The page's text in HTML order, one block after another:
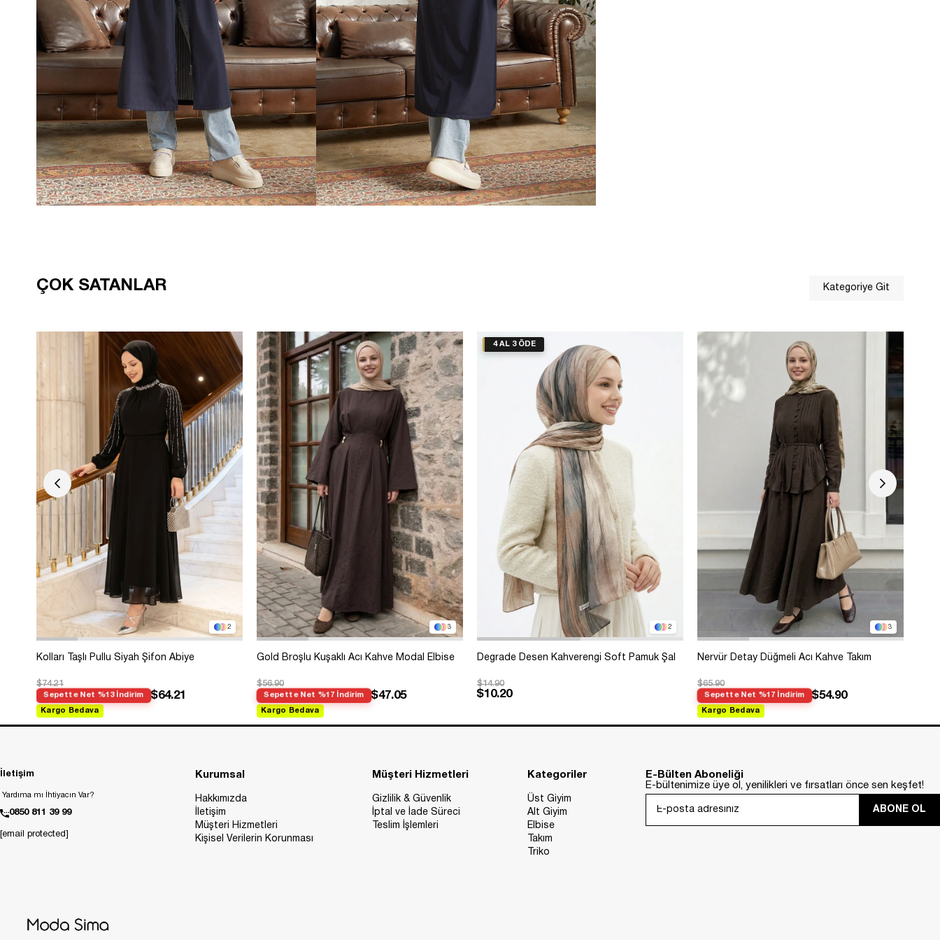
ÇOK SATANLAR
2
Kolları Taşlı Pullu Siyah Şifon Abiye
$74.21
Sepette Net %13 İndirim $64.21
Kargo Bedava
3
Gold Broşlu Kuşaklı Acı Kahve Modal Elbise
$56.90
Sepette Net %17 İndirim $47.05
Kargo Bedava
2
Degrade Desen Kahverengi Soft Pamuk Şal
$14.90
$10.20
4 AL 3 ÖDE
3
Nervür Detay Düğmeli Acı Kahve Takım
$65.90
Sepette Net %17 İndirim $54.90
Kargo Bedava
Kategoriye Git
İletişim
Yardıma mı İhtiyacın Var?
0850 811 39 99
[email protected]
Kurumsal
Hakkımızda
İletişim
Müşteri Hizmetleri
Kişisel Verilerin Korunması
Müşteri Hizmetleri
Gizlilik & Güvenlik
İptal ve İade Süreci
Teslim İşlemleri
Kategoriler
Üst Giyim
Alt Giyim
Elbise
Takım
Triko
E-Bülten Aboneliği
E-bültenimize üye ol, yenilikleri ve fırsatları önce sen keşfet!
ABONE OL